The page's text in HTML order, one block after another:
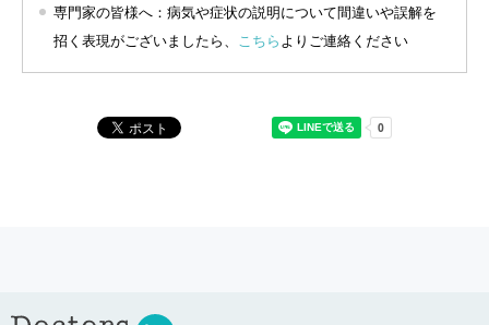
専門家の皆様へ：病気や症状の説明について間違いや誤解を
招く表現がございましたら、
こちら よりご連絡ください